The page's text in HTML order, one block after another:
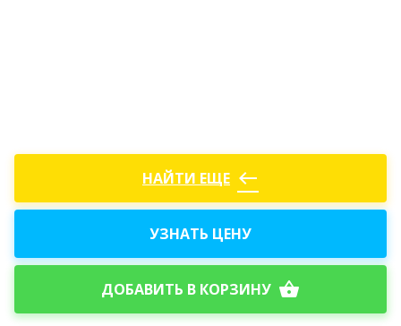
НАЙТИ ЕЩЕ west
УЗНАТЬ ЦЕНУ
ДОБАВИТЬ В КОРЗИНУ shopping_basket